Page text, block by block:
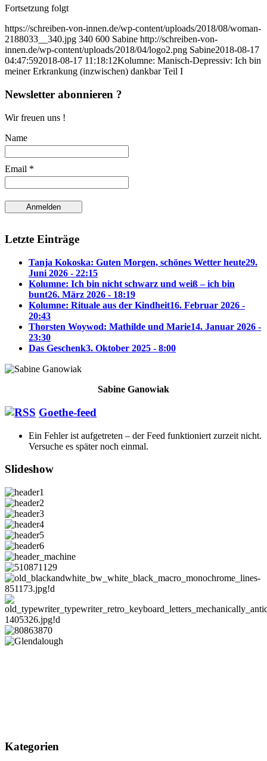
Fortsetzung folgt
https://schreiben-von-innen.de/wp-content/uploads/2018/08/woman-
2188033__340.jpg 340 600 Sabine http://schreiben-von-
innen.de/wp-content/uploads/2018/04/logo2.png Sabine2018-08-17
04:47:592018-08-17 11:18:12Kolumne: Manisch-Depressiv: Ich bin
meiner Erkrankung (inzwischen) dankbar Teil I
Newsletter abonnieren ?
Wir freuen uns !
Name
Email *
Letzte Einträge
Tanja Kokoska: Guten Morgen, schönes Wetter heute29.
Juni 2026 - 22:15
Kolumne: Ich bin nicht schwarz und weiß – ich bin
bunt26. März 2026 - 18:19
Kolumne: Rituale aus der Kindheit16. Februar 2026 -
20:43
Thorsten Woywod: Mathilde und Marie14. Januar 2026 -
23:30
Das Geschenk3. Oktober 2025 - 8:00
Sabine Ganowiak
Goethe-feed
Ein Fehler ist aufgetreten – der Feed funktioniert zurzeit nicht.
Versuche es später noch einmal.
Slideshow
Kategorien